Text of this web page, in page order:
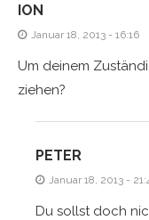
ION
Januar 18, 2013 - 16:16
Um deinem
ziehen?
PETER
Januar 18, 2013 -
Du sollst doch